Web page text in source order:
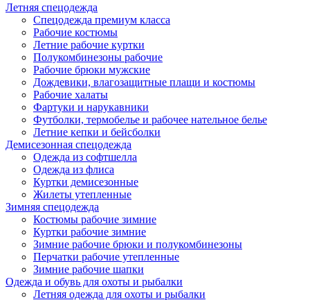
Летняя спецодежда
Спецодежда премиум класса
Рабочие костюмы
Летние рабочие куртки
Полукомбинезоны рабочие
Рабочие брюки мужские
Дождевики, влагозащитные плащи и костюмы
Рабочие халаты
Фартуки и нарукавники
Футболки, термобелье и рабочее нательное белье
Летние кепки и бейсболки
Демисезонная спецодежда
Одежда из софтшелла
Одежда из флиса
Куртки демисезонные
Жилеты утепленные
Зимняя спецодежда
Костюмы рабочие зимние
Куртки рабочие зимние
Зимние рабочие брюки и полукомбинезоны
Перчатки рабочие утепленные
Зимние рабочие шапки
Одежда и обувь для охоты и рыбалки
Летняя одежда для охоты и рыбалки